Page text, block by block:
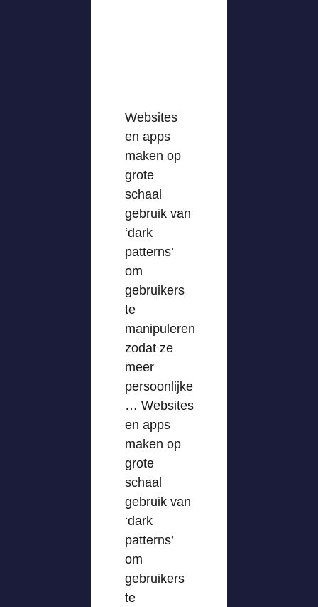
Websites
en apps
maken op
grote
schaal
gebruik van
‘dark
patterns’
om
gebruikers
te
manipuleren
zodat ze
meer
persoonlijke
… Websites
en apps
maken op
grote
schaal
gebruik van
‘dark
patterns’
om
gebruikers
te